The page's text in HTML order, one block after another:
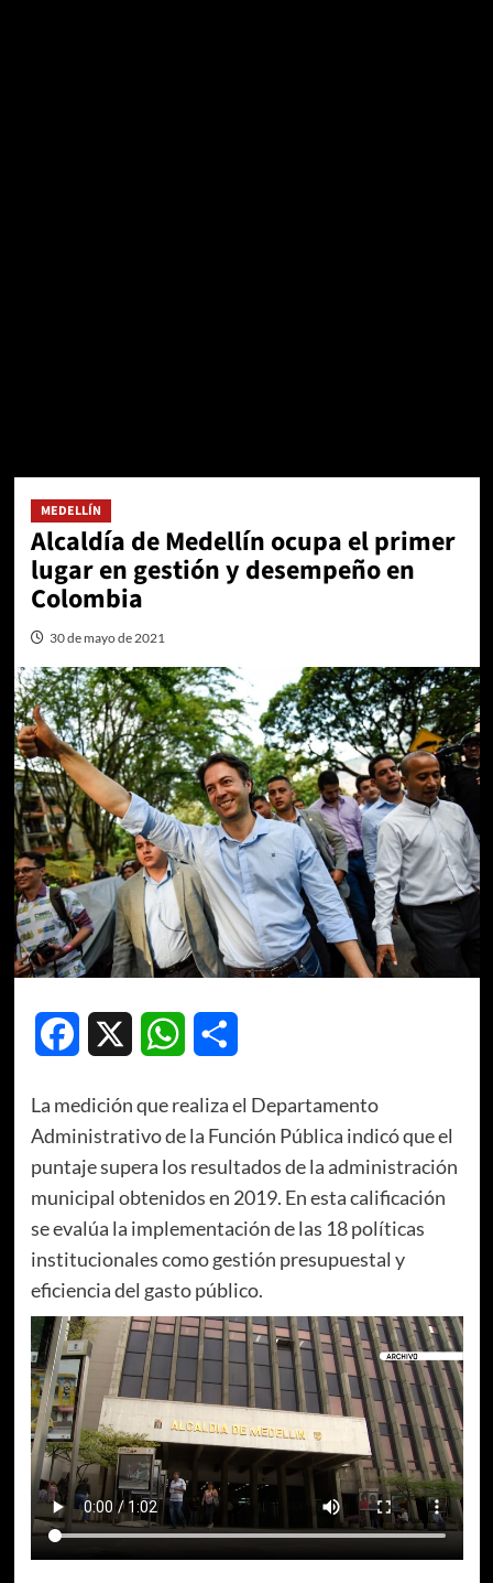
MEDELLÍN
Alcaldía de Medellín ocupa el primer
lugar en gestión y desempeño en
Colombia
30 de mayo de 2021
Facebook WhatsApp
La medición que realiza el Departamento
Administrativo de la Función Pública indicó que el
puntaje supera los resultados de la administración
municipal obtenidos en 2019. En esta calificación
se evalúa la implementación de las 18 políticas
institucionales como gestión presupuestal y
eficiencia del gasto público.